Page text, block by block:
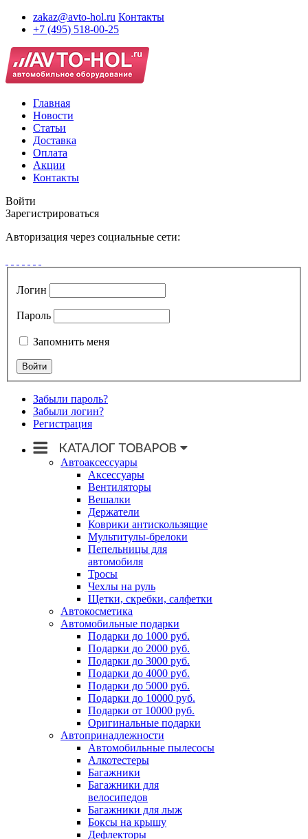
zakaz@avto-hol.ru Контакты
+7 (495) 518-00-25
Главная
Новости
Статьи
Доставка
Оплата
Акции
Контакты
Войти
Зарегистрироваться
Авторизация через социальные сети:
Логин
Пароль
Запомнить меня
Забыли пароль?
Забыли логин?
Регистрация
Автоаксессуары
Аксессуары
Вентиляторы
Вешалки
Держатели
Коврики антискользящие
Мультитулы-брелоки
Пепельницы для
автомобиля
Тросы
Чехлы на руль
Щетки, скребки, салфетки
Автокосметика
Автомобильные подарки
Подарки до 1000 руб.
Подарки до 2000 руб.
Подарки до 3000 руб.
Подарки до 4000 руб.
Подарки до 5000 руб.
Подарки до 10000 руб.
Подарки от 10000 руб.
Оригинальные подарки
Автопринадлежности
Автомобильные пылесосы
Алкотестеры
Багажники
Багажники для
велосипедов
Багажники для лыж
Боксы на крышу
Дефлекторы